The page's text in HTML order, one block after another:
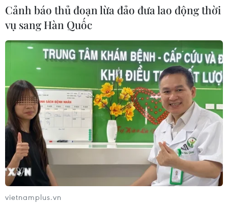
Giá vàng ngày 6/8: Bảng giá tại các
công ty vàng bạc đá quý
06/08/2026 01:54
Giá dầu thô biến động nhẹ khi triển
vọng đàm phán Trung Đông vẫn khó
đoán
06/08/2026 00:26
Giá vàng thế giới tăng mạnh nhất kể
từ tháng Hai
Cảnh báo thủ đoạn lừa đảo đưa lao động thời
vụ sang Hàn Quốc
vietnamplus.vn